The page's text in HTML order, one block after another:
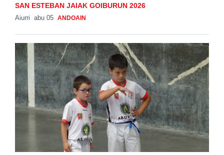
SAN ESTEBAN JAIAK GOIBURUN 2026
Aiurri abu 05 ANDOAIN